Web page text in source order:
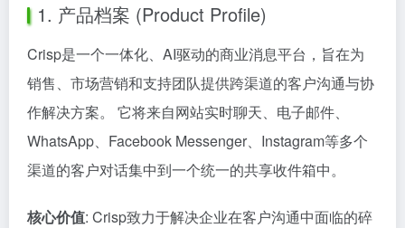
1. 产品档案 (Product Profile)
Crisp是一个一体化、AI驱动的商业消息平台，旨在为
销售、市场营销和支持团队提供跨渠道的客户沟通与协
作解决方案。 它将来自网站实时聊天、电子邮件、
WhatsApp、Facebook Messenger、Instagram等多个
渠道的客户对话集中到一个统一的共享收件箱中。
核心价值: Crisp致力于解决企业在客户沟通中面临的碎